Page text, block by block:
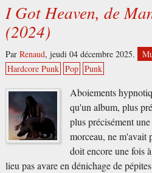
I Got Heaven, de
(2024)
Par Renaud, jeudi 04 décembre 2025.
Hardcore Punk Pop Punk
Aboiements
qu'un album, plus
plus précisément
morceau, ne m'avait
doit encore une fois
lieu pas avare en dénichage de